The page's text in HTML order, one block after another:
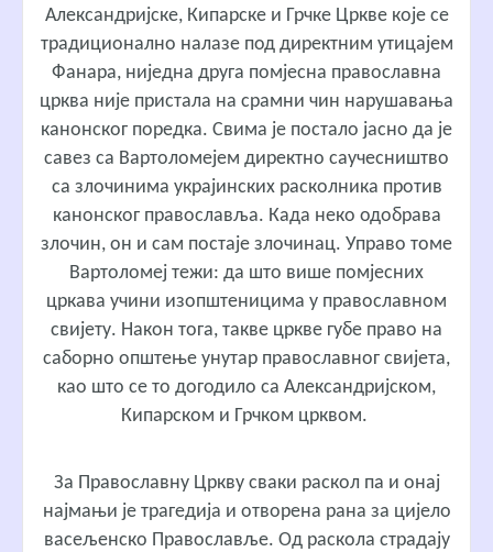
Александријске, Кипарске и Грчке Цркве које се
традиционално налазе под директним утицајем
Фанара, ниједна друга помјесна православна
црква није пристала на срамни чин нарушавања
канонског поредка. Свима је постало јасно да је
савез са Вартоломејем директно саучесништво
са злочинима украјинских расколника против
канонског православља. Када неко одобрава
злочин, он и сам постаје злочинац. Управо томе
Вартоломеј тежи: да што више помјесних
цркава учини изопштеницима у православном
свијету. Након тога, такве цркве губе право на
саборно општење унутар православног свијета,
као што се то догодило са Александријском,
Кипарском и Грчком црквом.
За Православну Цркву сваки раскол па и онај
најмањи је трагедија и отворена рана за цијело
васељенско Православље. Од раскола страдају